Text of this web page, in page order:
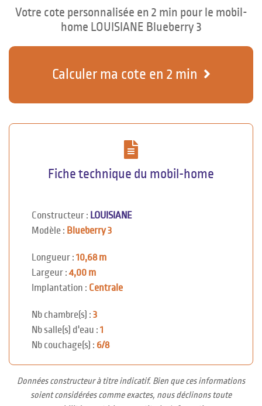
Votre cote personnalisée en 2 min pour le mobil-
home LOUISIANE Blueberry 3
Calculer ma cote en 2 min
Fiche technique du mobil-home
Constructeur : LOUISIANE
Modèle : Blueberry 3
Longueur : 10,68 m
Largeur : 4,00 m
Implantation : Centrale
Nb chambre(s) : 3
Nb salle(s) d'eau : 1
Nb couchage(s) : 6/8
Données constructeur à titre indicatif. Bien que ces informations
soient considérées comme exactes, nous déclinons toute